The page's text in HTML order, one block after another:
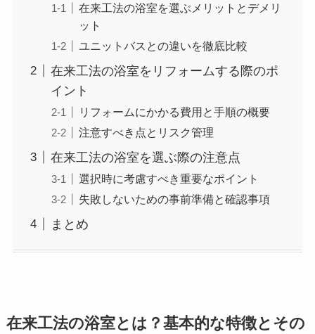
在来工法の浴室を選ぶメリットとデメリ
ット
ユニットバスとの違いを徹底比較
在来工法の浴室をリフォームする際のポ
イント
リフォームにかかる費用と手順の概要
注意すべき点とリスク管理
在来工法の浴室を選ぶ際の注意点
選択時に考慮すべき重要なポイント
失敗しないための事前準備と確認事項
まとめ
在来工法の浴室とは？基本的な特徴とその